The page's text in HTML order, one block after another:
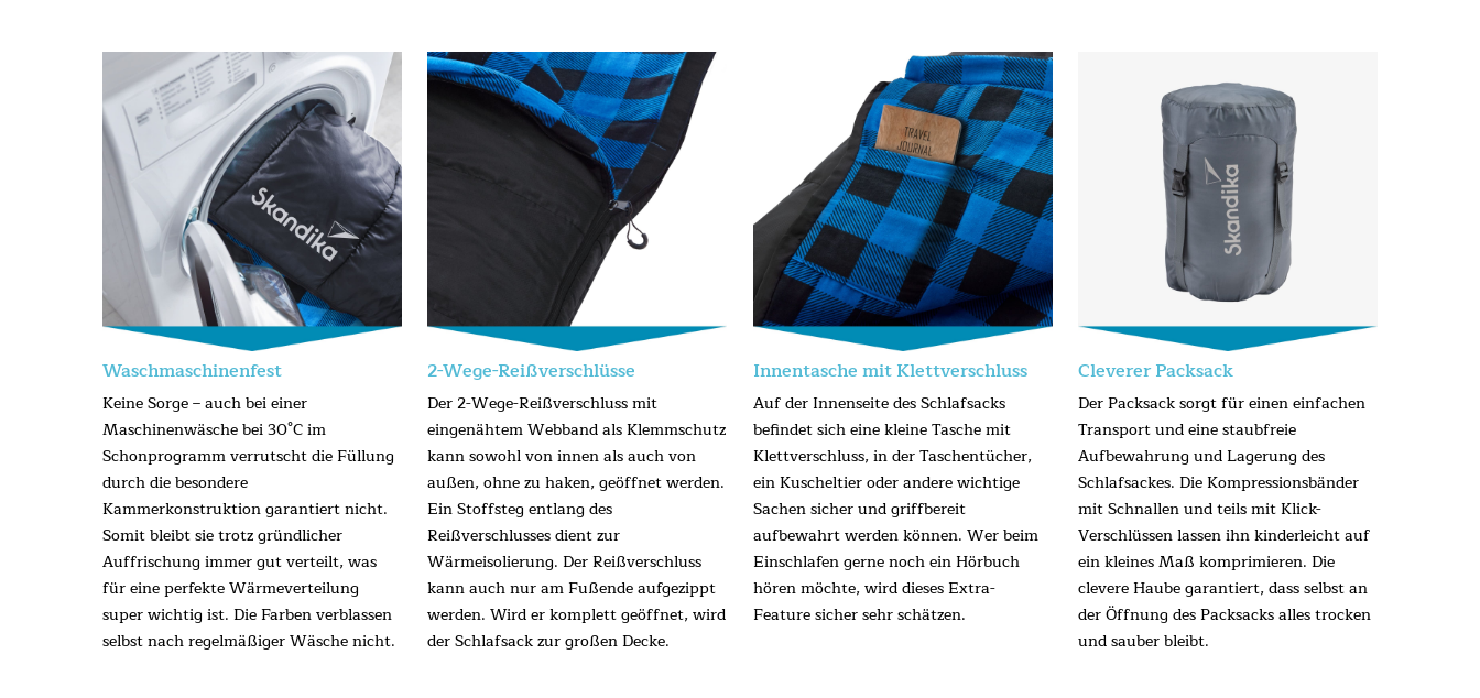
Waschmaschinenfest
Keine Sorge – auch bei einer
Maschinenwäsche bei 30°C im
Schonprogramm verrutscht die Füllung
durch die besondere
Kammerkonstruktion garantiert nicht.
Somit bleibt sie trotz gründlicher
Auffrischung immer gut verteilt, was
für eine perfekte Wärmeverteilung
super wichtig ist. Die Farben verblassen
selbst nach regelmäßiger Wäsche nicht.
2-Wege-Reißverschlüsse
Der 2-Wege-Reißverschluss mit
eingenähtem Webband als Klemmschutz
kann sowohl von innen als auch von
außen, ohne zu haken, geöffnet werden.
Ein Stoffsteg entlang des
Reißverschlusses dient zur
Wärmeisolierung. Der Reißverschluss
kann auch nur am Fußende aufgezippt
werden. Wird er komplett geöffnet, wird
der Schlafsack zur großen Decke.
Innentasche mit Klettverschluss
Auf der Innenseite des Schlafsacks
befindet sich eine kleine Tasche mit
Klettverschluss, in der Taschentücher,
ein Kuscheltier oder andere wichtige
Sachen sicher und griffbereit
aufbewahrt werden können. Wer beim
Einschlafen gerne noch ein Hörbuch
hören möchte, wird dieses Extra-
Feature sicher sehr schätzen.
Cleverer Packsack
Der Packsack sorgt für einen einfachen
Transport und eine staubfreie
Aufbewahrung und Lagerung des
Schlafsackes. Die Kompressionsbänder
mit Schnallen und teils mit Klick-
Verschlüssen lassen ihn kinderleicht auf
ein kleines Maß komprimieren. Die
clevere Haube garantiert, dass selbst an
der Öffnung des Packsacks alles trocken
und sauber bleibt.